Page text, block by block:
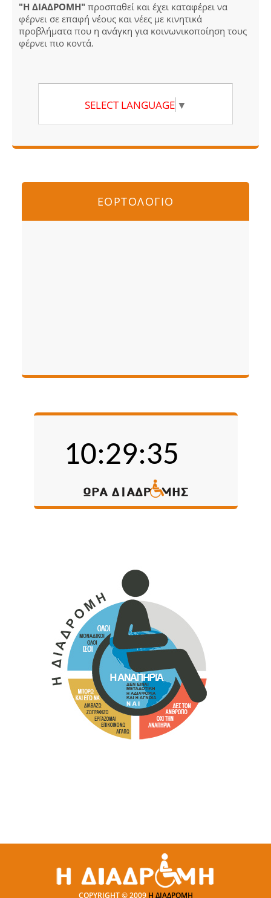
"Η ΔΙΑΔΡΟΜΗ" προσπαθεί και έχει καταφέρει να
φέρνει σε επαφή νέους και νέες με κινητικά
προβλήματα που η ανάγκη για κοινωνικοποίηση τους
φέρνει πιο κοντά.
SELECT LANGUAGE ▼
ΕΟΡΤΟΛΟΓΙΟ
COPYRIGHT © 2009 Η ΔΙΑΔΡΟΜΗ